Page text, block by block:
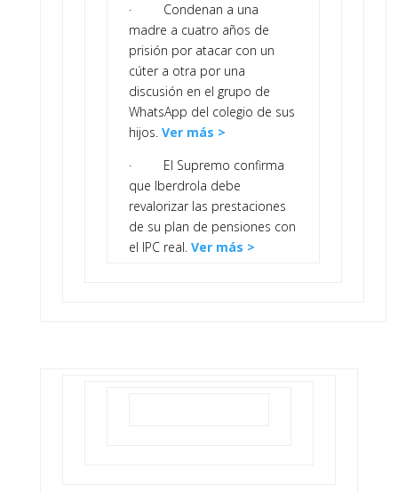
· Condenan a una
madre a cuatro años de
prisión por atacar con un
cúter a otra por una
discusión en el grupo de
WhatsApp del colegio de sus
hijos. Ver más >
· El Supremo confirma
que Iberdrola debe
revalorizar las prestaciones
de su plan de pensiones con
el IPC real. Ver más >